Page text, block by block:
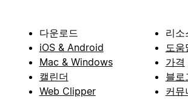
다운로드
iOS & Android
Mac & Windows
캘린더
Web Clipper
리소
도움
가격
블로
커뮤